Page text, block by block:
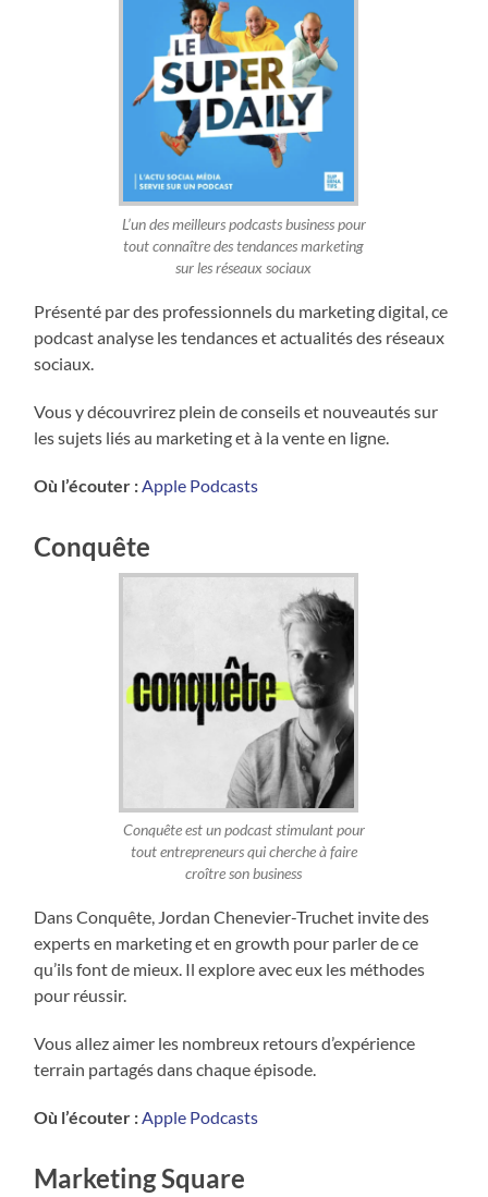
L’un des meilleurs podcasts business pour
tout connaître des tendances marketing
sur les réseaux sociaux
Présenté par des professionnels du marketing digital, ce
podcast analyse les tendances et actualités des réseaux
sociaux.
Vous y découvrirez plein de conseils et nouveautés sur
les sujets liés au marketing et à la vente en ligne.
Où l’écouter : Apple Podcasts
Conquête
Conquête est un podcast stimulant pour
tout entrepreneurs qui cherche à faire
croître son business
Dans Conquête, Jordan Chenevier-Truchet invite des
experts en marketing et en growth pour parler de ce
qu’ils font de mieux. Il explore avec eux les méthodes
pour réussir.
Vous allez aimer les nombreux retours d’expérience
terrain partagés dans chaque épisode.
Où l’écouter :Apple Podcasts
Marketing Square